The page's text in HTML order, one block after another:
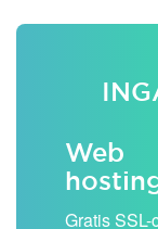
Web
Gratis SSL-